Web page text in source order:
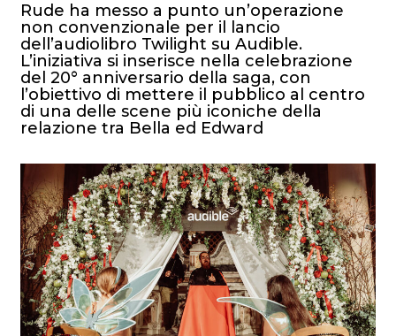
Rude ha messo a punto un’operazione
non convenzionale per il lancio
dell’audiolibro Twilight su Audible.
L’iniziativa si inserisce nella celebrazione
del 20° anniversario della saga, con
l’obiettivo di mettere il pubblico al centro
di una delle scene più iconiche della
relazione tra Bella ed Edward